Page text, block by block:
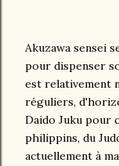
Akuzawa sensei
pour dispenser
est relativement
réguliers,
Daido Juku pour
philippins, du
actuellement à